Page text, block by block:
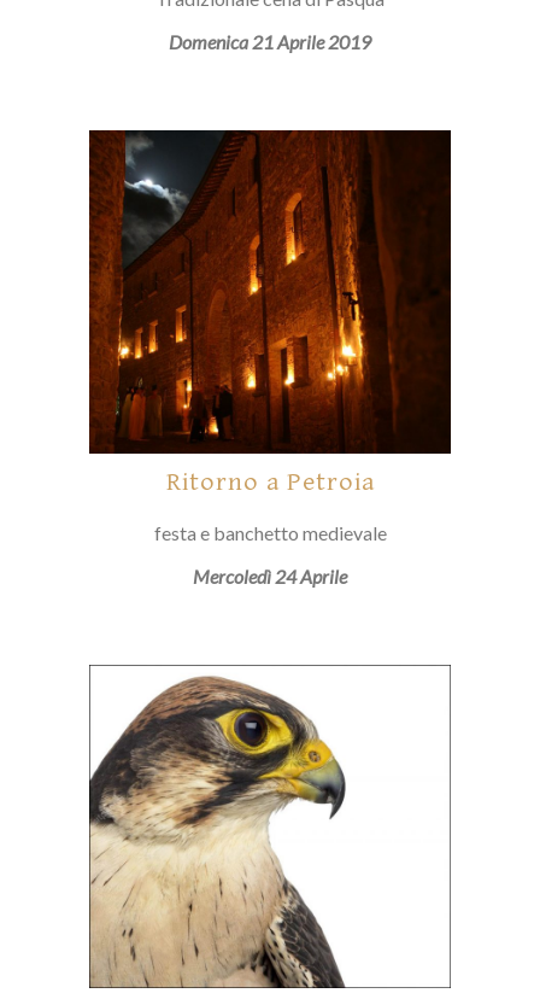
Domenica 21 Aprile 2019
Ritorno a Petroia
festa e banchetto medievale
Mercoledì 24 Aprile